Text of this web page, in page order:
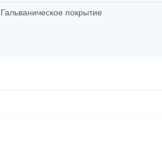
Гальваническое покрытие